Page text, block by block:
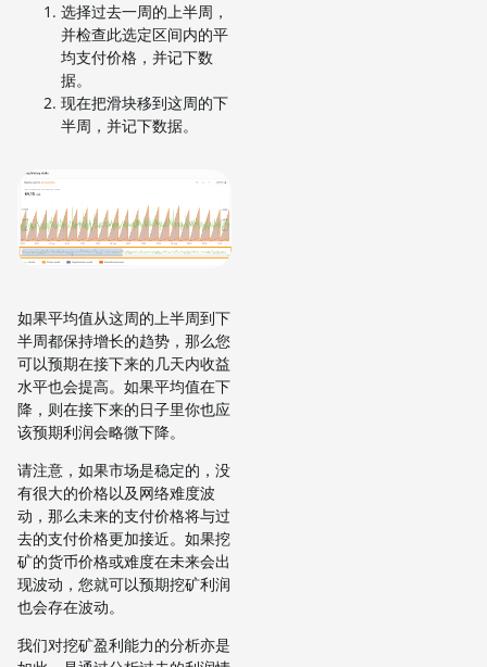
选择过去一周的上半周，
并检查此选定区间内的平
均支付价格，并记下数
据。
现在把滑块移到这周的下
半周，并记下数据。
如果平均值从这周的上半周到下
半周都保持增长的趋势，那么您
可以预期在接下来的几天内收益
水平也会提高。如果平均值在下
降，则在接下来的日子里你也应
该预期利润会略微下降。
请注意，如果市场是稳定的，没
有很大的价格以及网络难度波
动，那么未来的支付价格将与过
去的支付价格更加接近。如果挖
矿的货币价格或难度在未来会出
现波动，您就可以预期挖矿利润
也会存在波动。
我们对挖矿盈利能力的分析亦是